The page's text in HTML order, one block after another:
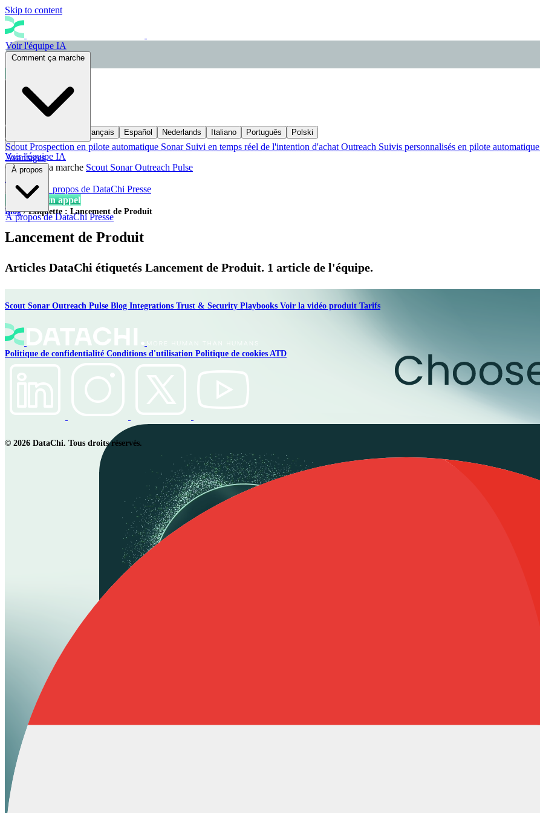
Skip to content
Voir l'équipe IA
Comment ça marche
Scout Prospection en pilote automatique Sonar Suivi en temps réel de l'intention d'achat Outreach Suivis personnalisés en pilote automatique
Avantages
À propos
À propos de DataChiPresse
Français Español Nederlands Italiano Português Polski
Voir l'équipe IA
Comment ça marche Scout SonarOutreach Pulse
À propos
À propos de DataChi Presse
Réserver un appel
Blog / Étiquette : Lancement de Produit
Lancement de Produit
Articles DataChi étiquetés Lancement de Produit. 1 article de l'équipe.
Scout Sonar Outreach Pulse Blog Integrations Trust & Security Playbooks Voir la vidéo produit Tarifs
Politique de confidentialité Conditions d'utilisation Politique de cookies ATD
© 2026 DataChi. Tous droits réservés.